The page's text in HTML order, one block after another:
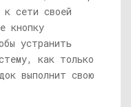
сети своей
кнопку
устранить
как только
выполнит свою